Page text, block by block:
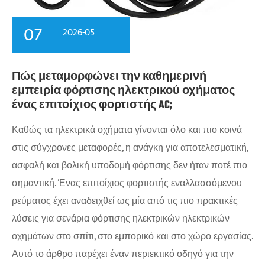
07 2026-05
Πώς μεταμορφώνει την καθημερινή
εμπειρία φόρτισης ηλεκτρικού οχήματος
ένας επιτοίχιος φορτιστής AC;
Καθώς τα ηλεκτρικά οχήματα γίνονται όλο και πιο κοινά
στις σύγχρονες μεταφορές, η ανάγκη για αποτελεσματική,
ασφαλή και βολική υποδομή φόρτισης δεν ήταν ποτέ πιο
σημαντική. Ένας επιτοίχιος φορτιστής εναλλασσόμενου
ρεύματος έχει αναδειχθεί ως μία από τις πιο πρακτικές
λύσεις για σενάρια φόρτισης ηλεκτρικών ηλεκτρικών
οχημάτων στο σπίτι, στο εμπορικό και στο χώρο εργασίας.
Αυτό το άρθρο παρέχει έναν περιεκτικό οδηγό για την